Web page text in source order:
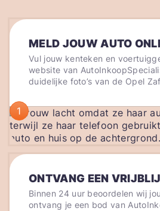
MELD JOUW AUTO
Vul jouw kenteken en
website van
duidelijke foto’s van de Opel
1
ONTVANG EEN
Binnen 24 uur beoordelen wij
ontvang je een bod van